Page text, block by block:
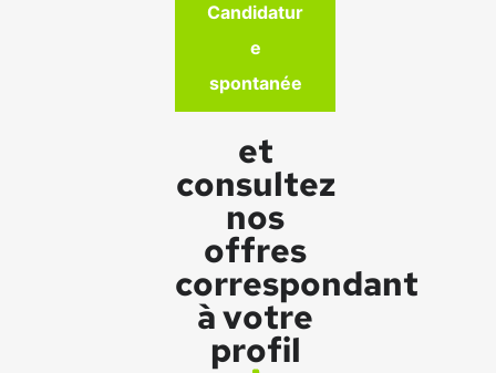
Candidatur
e
spontanée
et
consultez
nos
offres
correspondant
à votre
profil